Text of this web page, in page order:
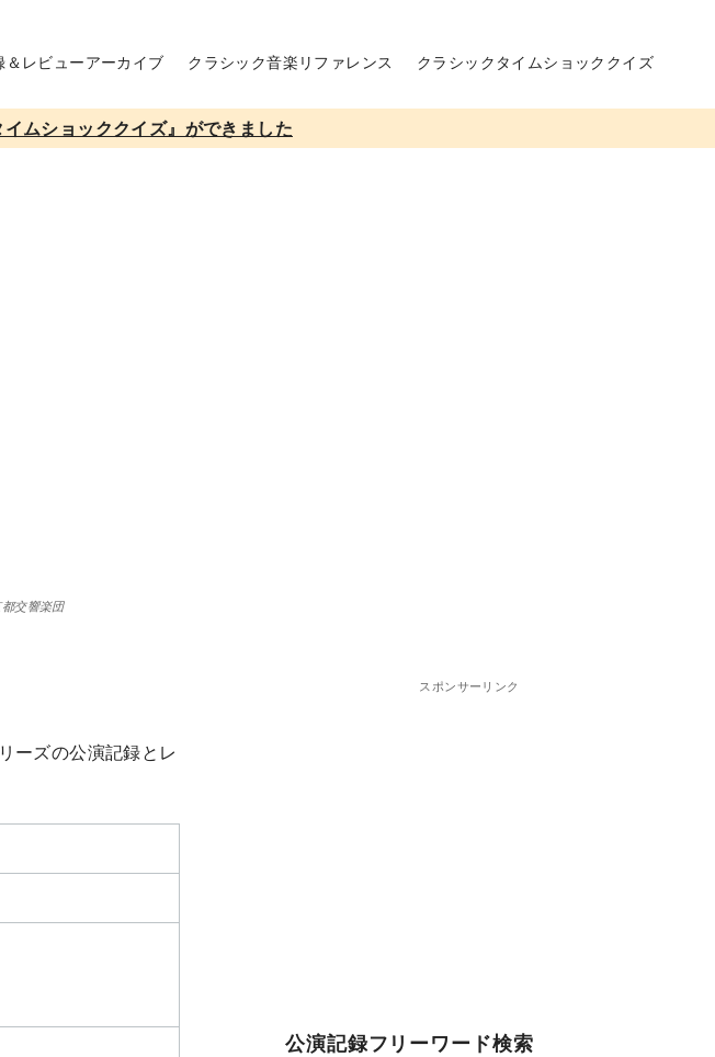
＆レビューアーカイブ クラシック音楽リファレンス クラシックタイムショッククイズ
ムショッククイズ』ができました
交響楽団
ーズの公演記録とレ
スポンサーリンク
公演記録フリーワード検索